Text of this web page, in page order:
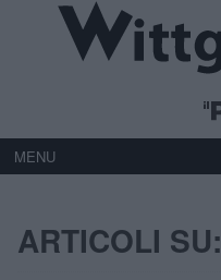
MENU
ARTICOLI SU: